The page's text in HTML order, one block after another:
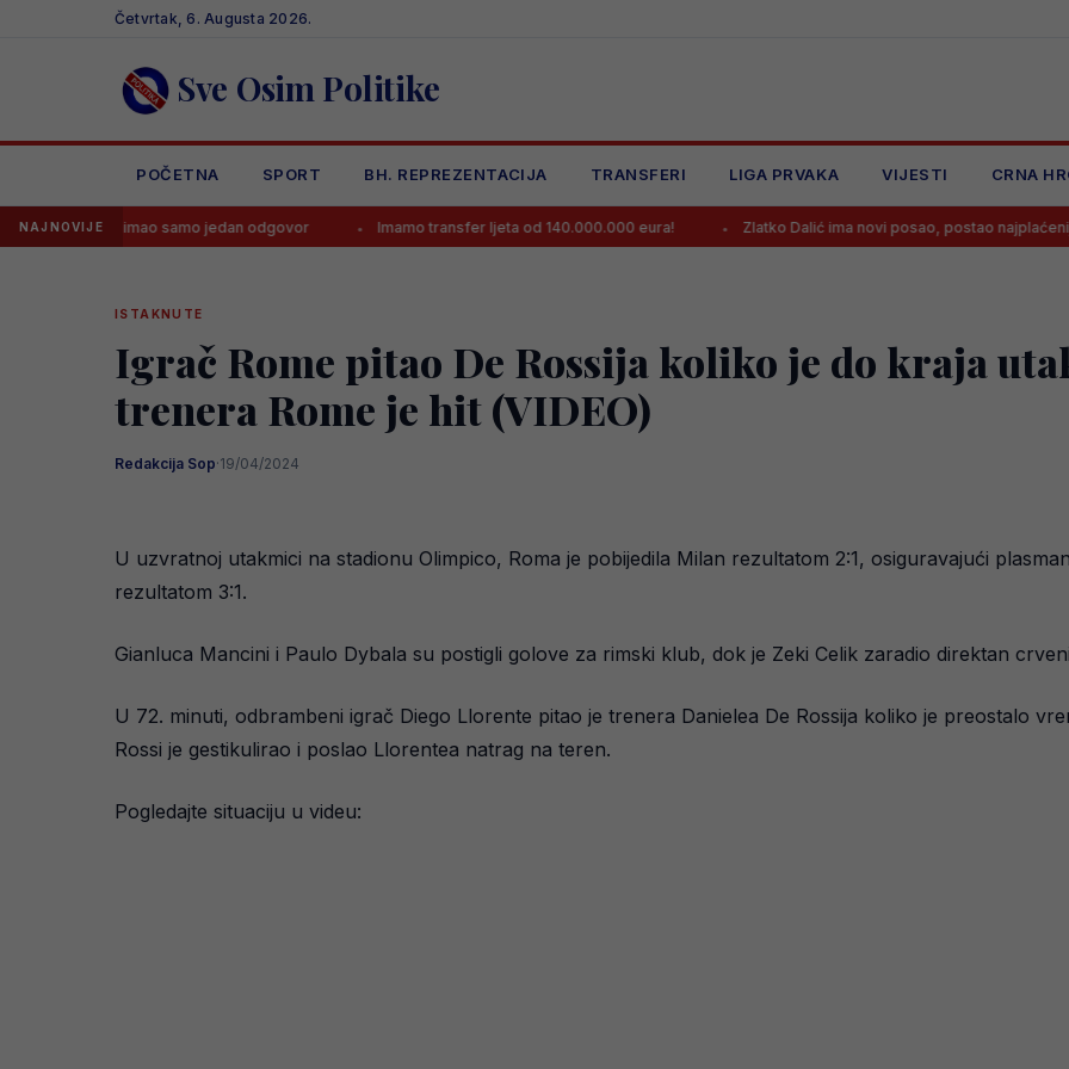
Četvrtak, 6. Augusta 2026.
Sve Osim Politike
POČETNA SPORT BH. REPREZENTACIJA TRANSFERI LIGA PRVAKA VIJESTI CRNA
NAJNOVIJE
Zmaj imao samo jedan odgovor Imamo transfer ljeta od 140.000.000 eura! Zlatko Dalić ima novi posao, postao najplaćeniji hrvatski
ISTAKNUTE
Igrač Rome pitao De Rossija koliko je do kraja
trenera Rome je hit (VIDEO)
Redakcija Sop·19/04/2024
U uzvratnoj utakmici na stadionu Olimpico, Roma je pobijedila Milan rezultatom 2:1, osiguravajući
rezultatom 3:1.
Gianluca Mancini i Paulo Dybala su postigli golove za rimski klub, dok je Zeki Celik zaradio direktan
U 72. minuti, odbrambeni igrač Diego Llorente pitao je trenera Danielea De Rossija koliko je preostalo
Rossi je gestikulirao i poslao Llorentea natrag na teren.
Pogledajte situaciju u videu: